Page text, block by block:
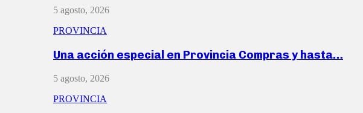
5 agosto, 2026
PROVINCIA
Una acción especial en Provincia Compras y hasta…
5 agosto, 2026
PROVINCIA